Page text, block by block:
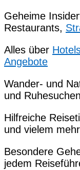
Geheime
Restaurants,
Alles über
Angebote
Wander- und
und
Hilfreiche
und vielem mehr
Besondere
jedem